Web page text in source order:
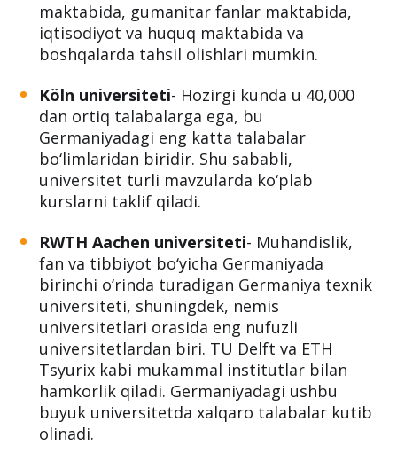
maktabida, gumanitar fanlar maktabida,
iqtisodiyot va huquq maktabida va
boshqalarda tahsil olishlari mumkin.
Köln universiteti- Hozirgi kunda u 40,000
dan ortiq talabalarga ega, bu
Germaniyadagi eng katta talabalar
bo‘limlaridan biridir. Shu sababli,
universitet turli mavzularda ko‘plab
kurslarni taklif qiladi.
RWTH Aachen universiteti- Muhandislik,
fan va tibbiyot bo‘yicha Germaniyada
birinchi o‘rinda turadigan Germaniya texnik
universiteti, shuningdek, nemis
universitetlari orasida eng nufuzli
universitetlardan biri. TU Delft va ETH
Tsyurix kabi mukammal institutlar bilan
hamkorlik qiladi. Germaniyadagi ushbu
buyuk universitetda xalqaro talabalar kutib
olinadi.